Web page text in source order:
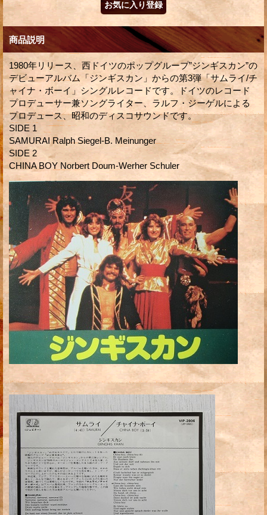
商品説明
1980年リリース、西ドイツのポップグループ”ジンギスカン”の
デビューアルバム「ジンギスカン」からの第3弾「サムライ/チ
ャイナ・ボーイ」シングルレコードです。ドイツのレコード
プロデューサー兼ソングライター、ラルフ・ジーゲルによる
プロデュース、昭和のディスコサウンドです。
SIDE 1
SAMURAI Ralph Siegel-B. Meinunger
SIDE 2
CHINA BOY Norbert Doum-Werher Schuler